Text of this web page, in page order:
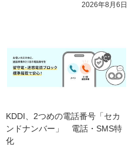
2026年8月6日
KDDI、2つめの電話番号「セカ
ンドナンバー」　電話・SMS特
化